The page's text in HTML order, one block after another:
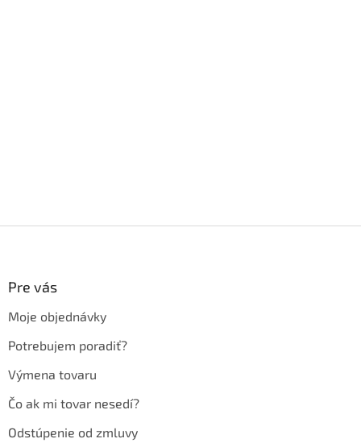
Pre vás
Moje objednávky
Potrebujem poradiť?
Výmena tovaru
Čo ak mi tovar nesedí?
Odstúpenie od zmluvy